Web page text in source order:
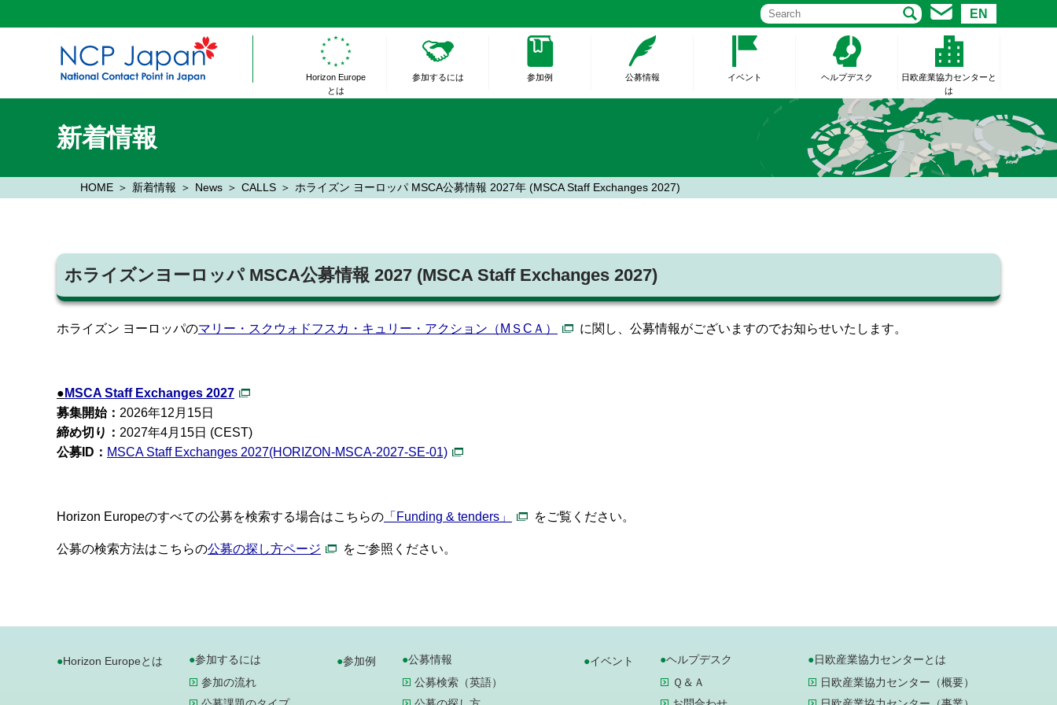
EN
Horizon Europe
とは
参加するには 参加例 公募情報 イベント ヘルプデスク
日欧産業協力センターと
は
新着情報
HOME 新着情報 News CALLS ホライズン ヨーロッパ MSCA公募情報 2027年 (MSCA Staff Exchanges 2027)
ホライズンヨーロッパ MSCA公募情報 2027 (MSCA Staff Exchanges 2027)
ホライズン ヨーロッパのマリー・スクウォドフスカ・キュリー・アクション（MＳCＡ） に関し、公募情報がございますのでお知らせいたします。
● MSCA Staff Exchanges 2027
募集開始： 2026年12月15日
締め切り： 2027年4月15日 (CEST)
公募ID： MSCA Staff Exchanges 2027(HORIZON-MSCA-2027-SE-01)
Horizon Europeのすべての公募を検索する場合はこちらの 「Funding & tenders」 をご覧ください。
公募の検索方法はこちらの公募の探し方ページ をご参照ください。
Horizon Europeとは
参加するには
参加の流れ
参加例
公募情報
公募検索（英語）
イベント
ヘルプデスク
Ｑ＆Ａ
日欧産業協力センターとは
日欧産業協力センター（概要）